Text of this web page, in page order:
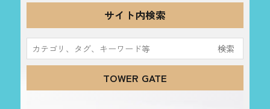
サイト内検索
索:
TOWER GATE